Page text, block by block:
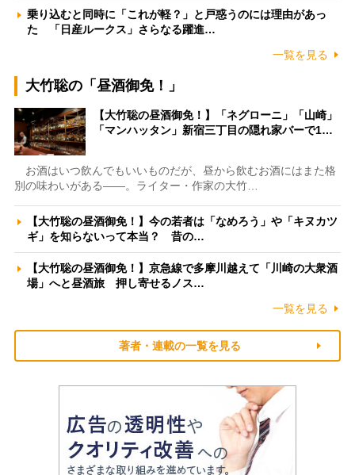
乗り込むと同時に「これが軽？」と戸惑うのには理由があっ
た 「日産ルークス」さらなる躍進…
一覧を見る
大竹聡の「昼酒御免！」
【大竹聡の昼酒御免！】「ネグローニ」「山崎」
「マンハッタン」新宿三丁目の隠れ家バーで1…
お酒はいつ飲んでもいいものだが、昼から飲むお酒にはまた格
別の味わいがある――。ライター・作家の大竹…
【大竹聡の昼酒御免！】今の若者は「なめろう」や「キヌカツ
ギ」を知らないって本当？ 昔の…
【大竹聡の昼酒御免！】京急線で多摩川越えて「川崎の大衆酒
場」へと昼酒旅 押し寄せるノス…
一覧を見る
著者・連載の一覧を見る